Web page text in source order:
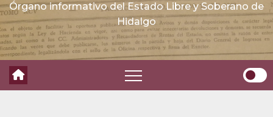
Órgano informativo del Estado Libre y Soberano de
Hidalgo